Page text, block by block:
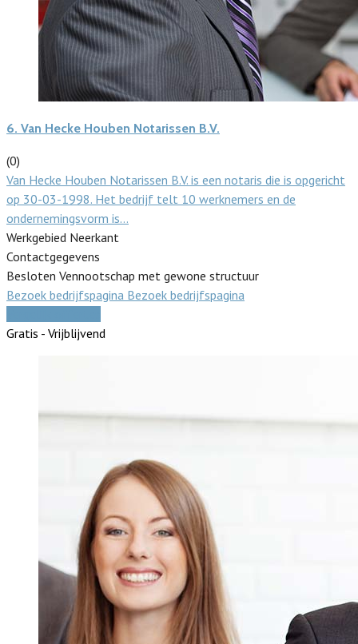
6. Van Hecke Houben Notarissen B.V.
(0)
Van Hecke Houben Notarissen B.V. is een notaris die is opgericht
op 30-03-1998. Het bedrijf telt 10 werknemers en de
ondernemingsvorm is…
Werkgebied Neerkant
Contactgegevens
Besloten Vennootschap met gewone structuur
Bezoek bedrijfspagina Bezoek bedrijfspagina
Gratis - Vrijblijvend